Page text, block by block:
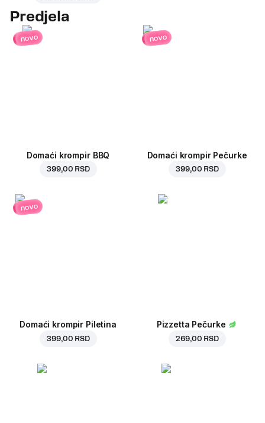
Predjela
novo
Domaći krompir BBQ
399,00 RSD
novo
Domaći krompir Pečurke
399,00 RSD
novo
Domaći krompir Piletina
399,00 RSD
Pizzetta Pečurke
269,00 RSD